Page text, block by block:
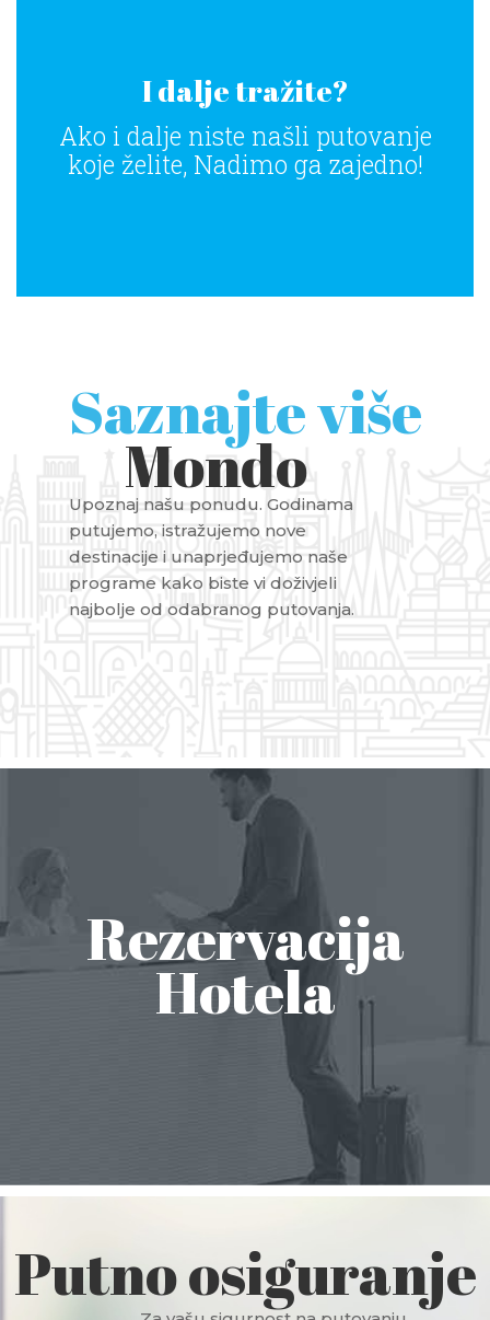
I dalje tražite?
Ako i dalje niste našli putovanje
koje želite, Nadimo ga zajedno!
Saznajte više
Mondo
Upoznaj našu ponudu. Godinama
putujemo, istražujemo nove
destinacije i unaprjeđujemo naše
programe kako biste vi doživjeli
najbolje od odabranog putovanja.
Rezervacija
Hotela
Putno osiguranje